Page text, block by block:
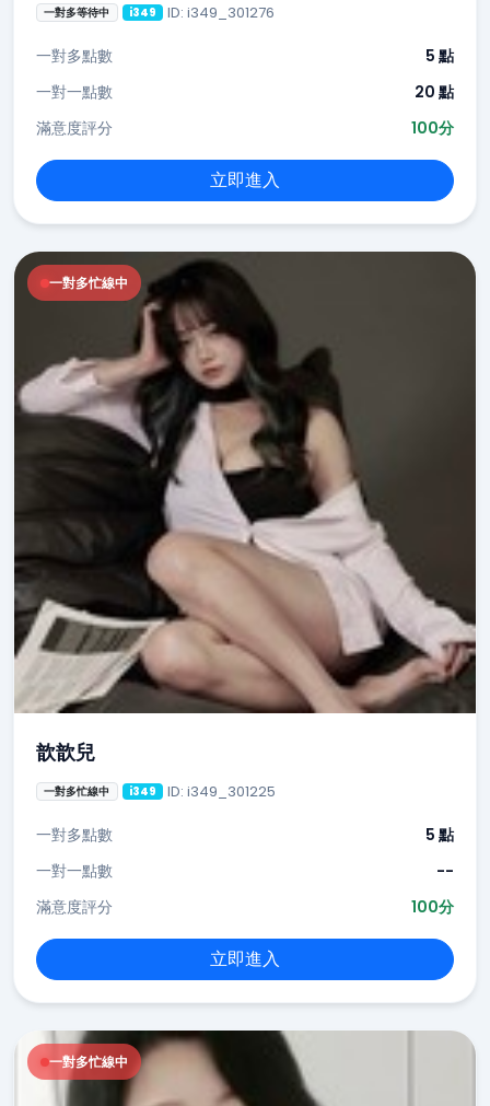
一對多等待中 i349 ID: i349_301276
一對多點數
5 點
一對一點數
20 點
滿意度評分
100分
立即進入
一對多忙線中
歆歆兒
一對多忙線中 i349 ID: i349_301225
一對多點數
5 點
一對一點數
--
滿意度評分
100分
立即進入
一對多忙線中